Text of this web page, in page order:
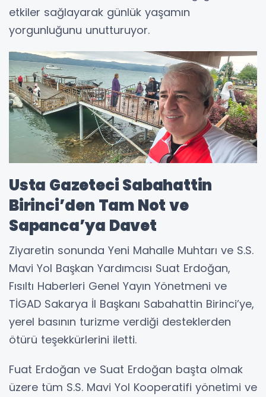
etkiler sağlayarak günlük yaşamın
yorgunluğunu unutturuyor.
Usta Gazeteci Sabahattin
Birinci’den Tam Not ve
Sapanca’ya Davet
Ziyaretin sonunda Yeni Mahalle Muhtarı ve S.S.
Mavi Yol Başkan Yardımcısı Suat Erdoğan,
Fısıltı Haberleri Genel Yayın Yönetmeni ve
TİGAD Sakarya İl Başkanı Sabahattin Birinci’ye,
yerel basının turizme verdiği desteklerden
ötürü teşekkürlerini iletti.
Fuat Erdoğan ve Suat Erdoğan başta olmak
üzere tüm S.S. Mavi Yol Kooperatifi yönetimi ve